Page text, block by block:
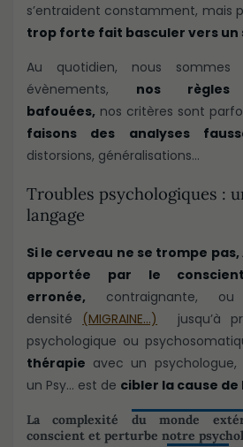
s’entraident constamment, mais
trop forte fait basculer vers un
Au quotidien, nous
évènements, nos
bafouées, nos critères sont
faisons des analyses
distorsions, généralisations…
Troubles psychologiques :
langage
Si le cerveau ne se trompe
apportée par le
erronée, contraignante,
densité (MIGRAINE…)
jusqu’à
psychologique ou
thérapie avec un psychologue,
un Psy… est de cibler la cause
La complexité du monde
conscient et perturbe notre